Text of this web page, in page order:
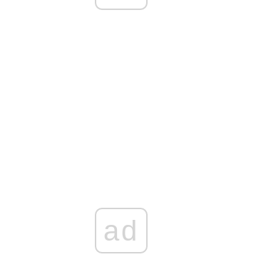
ad